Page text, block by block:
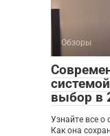
Обзоры
выбор в
Узнайте все о
Как она